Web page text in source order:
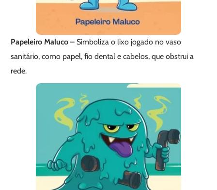
Papeleiro Maluco – Simboliza o lixo jogado no vaso
sanitário, como papel, fio dental e cabelos, que obstrui a
rede.